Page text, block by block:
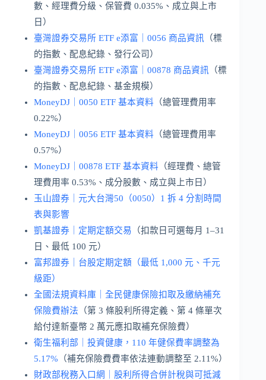
數、經理費分級、保管費 0.035%、成立與上市
日）
臺灣證券交易所 ETF e添富｜0056 商品資訊
（標
的指數、配息紀錄、發行公司）
臺灣證券交易所 ETF e添富｜00878 商品資訊
（標
的指數、配息紀錄、基金規模）
MoneyDJ｜0050 ETF 基本資料 （總管理費用率
0.22%）
MoneyDJ｜0056 ETF 基本資料 （總管理費用率
0.57%）
MoneyDJ｜00878 ETF 基本資料 （經理費、總管
理費用率 0.53%、成分股數、成立與上市日）
玉山證券｜元大台灣50（0050）1 拆 4 分割時間
表與影響
凱基證券｜定期定額交易 （扣款日可選每月 1–31
日、最低 100 元）
富邦證券｜台股定期定額（最低 1,000 元、千元
級距）
全國法規資料庫｜全民健康保險扣取及繳納補充
保險費辦法 （第 3 條股利所得定義、第 4 條單次
給付達新臺幣 2 萬元應扣取補充保險費）
衛生福利部｜投資健康，110 年健保費率調整為
5.17% （補充保險費費率依法連動調整至 2.11%）
財政部稅務入口網｜股利所得合併計稅與可抵減